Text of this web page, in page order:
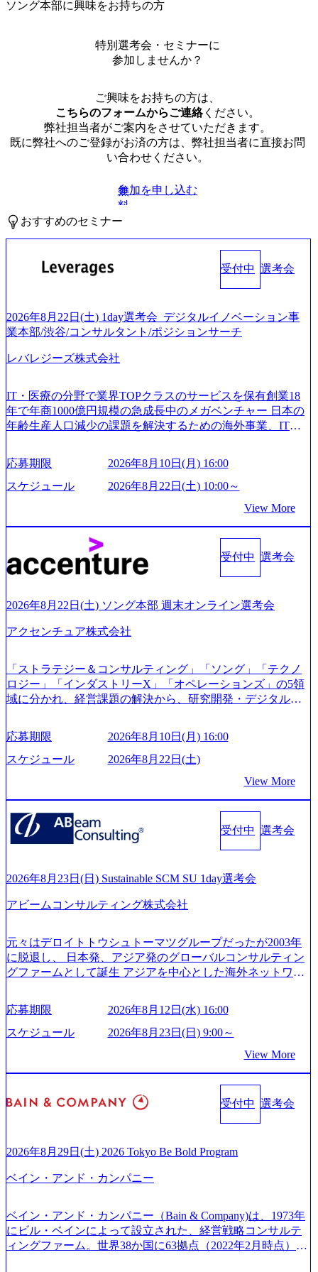
ソング本部に興味をお持ちの方
特別選考会・セミナーに
参加しませんか？
ご興味をお持ちの方は、
こちらのフォームからご連絡ください。
弊社担当者がご案内をさせていただきます。
既に弊社へのご登録がお済の方は、弊社担当者に直接お問
い合わせください。
無
料
参加を申し込む
おすすめのセミナー
受付中 選考会
2026年8月22日(土) 1day選考会_デジタルイノベーション事
業本部/渋谷/コンサルタント/ポジションサーチ
レバレジーズ株式会社
IT・医療の分野で業界TOPクラスのサービスを保有創業18
年で年商1000億円規模の急成長中のメガベンチャー 日本の
年齢生産人口減少の課題を解決するための海外事業、IT事
以上の事業を展開する オールインハウスの組織体制をとっ
ており社内で新しい事業開発などの人員調達できる 独立資
本経営をとっており、事業創造の自由度が高い https://storag
s/20240925162633_7242d0de-3e54-4f03-b076-00318d5c0dff_120
0x644.webp レバレジーズ株式会社 会社説明資料 (https://spea
kerdeck.com/leverages/leverages-hui-she-shao-jie-zi-liao-zhong-tu-
cai-yong-xiang-ke) 「働く人」「事業・サービス」「カルチャ
ー」など、レバレジーズのリアルを取り上げています！ (htt
「外国人留学生等受入環境整備事業委託業務」を受託 (http
s://prtimes.jp/main/html/rd/p/000000612.000010591.html) レバレ
ジーズ、モチベーション管理システム「NALYSYS」リリー
m/@leveragesCh) レバレジーズで活躍するメンバー紹介！〜
管理職種編 〜 (https://www.youtube.com/watch?v=RETwZKac2
UI) レバレジーズで活躍するメンバー紹介！〜 営業職種編
来黒字を維持し、急成長中でありながら安定した事業を展
円を目指す日本にもなかなかないメガベンチャー。創業か
ら黒字経営。年間130%成長 https://storage.googleapis.com/our-
527843-d227-4df8-b86c-5587f843fdf6_1200x471.webp https://stor
age.googleapis.com/our-vision-production.appspot.com/public/imag
es/20251030164946_dc0888f6-0539-4887-84d7-34c8d8544226_1
200x666.webp 年間100億円規模の投資の元、10以上もの新規
能 社内転職が活発であり、多様なスキルを1社で身に着ける
ことが可能 事業開発・運用を内包かする「オールインハウ
ス」型の組織体。社内スカウトや社内公募制度を用いて主
165942_70f09968-1b27-43e6-b849-1cd107c4f488_1200x698.web
p ## 働き方／WLB／待遇 内装8億円超のかっこいいオフィ
スがあり、 働き甲斐のあるランキング、新卒注目ランキン
ため事業創造の自由度が高く、赤字事業でも投資して長期
的な成長を若手に任せられる環境 対面でのコミュニケーシ
ョンメリットを重視するため出社勤務。1日の労働時間平均
ア組織） 2026年8月22日(土) 10:00～最長16:00 2026年8月10
日(月) 16:00 ※応募者が定員を上回る場合は、厳正なる審査
の上参加者を決定させていただきます。ご了承ください。
● 当日の流れ 受付 → 会社説明会 → 面接(会社説明会終了
後、随時ご案内) ※全てリモートにて実施します。 ※参加
通常の選考フローと異なり、事前に適性検査をご受検いた
ションサーチになります。 ご経験やスキル、そして適性や
きます。 ※本求人はレバテック株式会社の雇用となりま
す。 ※案件によっては客先に出向いての作業も発生しま
す。 ＜ITコンサルタント＞ Webアプリケーション、SaaS系
応募期限
2026年8月10日(月) 16:00
スケジュール
2026年8月22日(土) 10:00～
View More
受付中 選考会
2026年8月22日(土) ソング本部 週末オンライン選考会
アクセンチュア株式会社
「ストラテジー＆コンサルティング」「ソング」「テクノ
ロジー」「インダストリーX」「オペレーションズ」の5領
域に分かれ、経営課題の解決から、研究開発・デジタル・
グ領域からその実行的側面であるITサービスの提供まで一
貫して支援する総合系・IT系ファームである あらゆる産業
において非常に良質な顧客基盤を築いており、Fortune Globa
手掛けたプロジェクトは「ファーストリテイリングにおけ
るグローバル化」「資生堂グループのDX化支援」「ヴィヴ
ィアン・ウエストウッドの製品開発」など多岐にわたる コ
ンサルティング活動のみならず、2021年にはKDDIと合弁会
社「ARISE analytics」を設立し、人工知能とデータアナリテ
ジタル人材育成の支援も盛んに行う 採用資料 (https://www.ac
2/Accenture-Recruiting-Brochure.pdf#zoom=50) 女性の活躍につ
rs/corporate/document/women-brochure.pdf#zoom=50) 社員発信
のキャリアブログ (https://www.accenture.com/jp-ja/blogs/japan-
careers-blog) 江川社長が語る「105点経営」 (https://business.ni
kkei.com/atcl/gen/19/00604/021600008/) 規模拡大で成功する理
6218) 大手広告代理店出身者などマーケティングのトップ人
材が集結するワケ (https://markezine.jp/article/detail/45446) エン
ジニアからコンサルタントへ。会社に入って、何が変わっ
た？ (https://www.businessinsider.jp/post-288838) プラダ：ラグ
nture.com/jp-ja/case-studies/song/prada-luxury-product-customizati
on) 大正製薬：ITカーブアウト支援 (https://www.accenture.co
m/jp-ja/case-studies/consulting/taisho-pharmaceutical)（ストラテ
ジー & コンサルティング） ソフトバンク：初のオンライン
s://www.accenture.com/jp-ja/case-studies/communications-media/so
する「保安ネット」を構築。省庁DXの先進事例を実現 (http
ry-safety-network)（公共サービス） カルビー：SAP HANAの
導入で基幹システムを刷新 (https://www.accenture.com/jp-ja/ca
se-studies/consumer-goods-services/calbee)（消費財・サービ
応募期限
2026年8月10日(月) 16:00
スケジュール
2026年8月22日(土)
View More
受付中 選考会
2026年8月23日(日) Sustainable SCM SU 1day選考会
アビームコンサルティング株式会社
元々はデロイトトウシュトーマツグループだったが2003年
に脱退し、 日本発、アジア発のグローバルコンサルティン
グファームとして誕生 アジアを中心とした海外ネットワー
供している日系最大級の総合コンサルティングファーム
『Build Beyond As One ®.』をブランドメッセージに掲げ、
企業や組織の変革を通じて社会や産業の課題を解決し、未
確実な実現と社会的価値及び経済的価値の追求にも貢献 NE
Cとの戦略的資本提携も実現して、現在はNECのグループ会
シングなどの専門知識と、豊富な経験を持つ約6,000名を超
えるプロフェッショナルを有する 金融、製造、流通、エネ
トとしている SAP領域においては日本市場No.1を誇り、全
定コンサルタント資格を取得している また、日本国内企業
資格も保有、さまざまな業界・業種でのプロジェクト実績
と蓄積されたノウハウを基に独自の方法論やテンプレート
を開発し、それらを活用してお客様に最適なSAPコンサル
ティングサービスを提供する https://storage.googleapis.com/our
応募期限
2026年8月12日(水) 16:00
スケジュール
2026年8月23日(日) 9:00～
View More
受付中 選考会
2026年8月29日(土) 2026 Tokyo Be Bold Program
ベイン・アンド・カンパニー
ベイン・アンド・カンパニー（Bain & Company)は、1973年
にビル・ベインによって設立された、経営戦略コンサルテ
ィングファーム。世界38か国に63拠点（2022年2月時点）、